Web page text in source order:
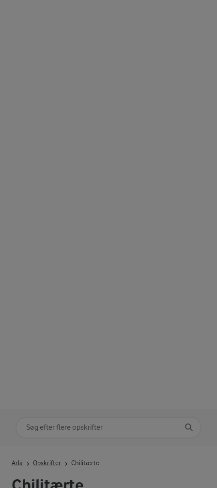
Arla Opskrifter Chilitærte
Søg på kategori